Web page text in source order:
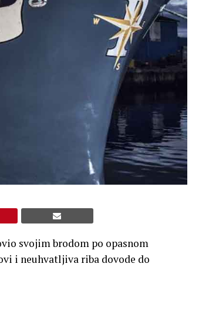
svojim brodom po opasnom
i neuhvatljiva riba dovode do